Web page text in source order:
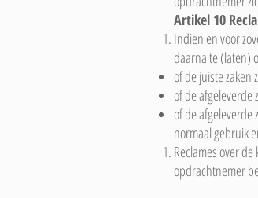
Artikel 10
Indien en voor
daarna te (laten)
of de juiste zaken
of de afgeleverde
of de afgeleverde
normaal gebruik
Reclames over
opdrachtnemer